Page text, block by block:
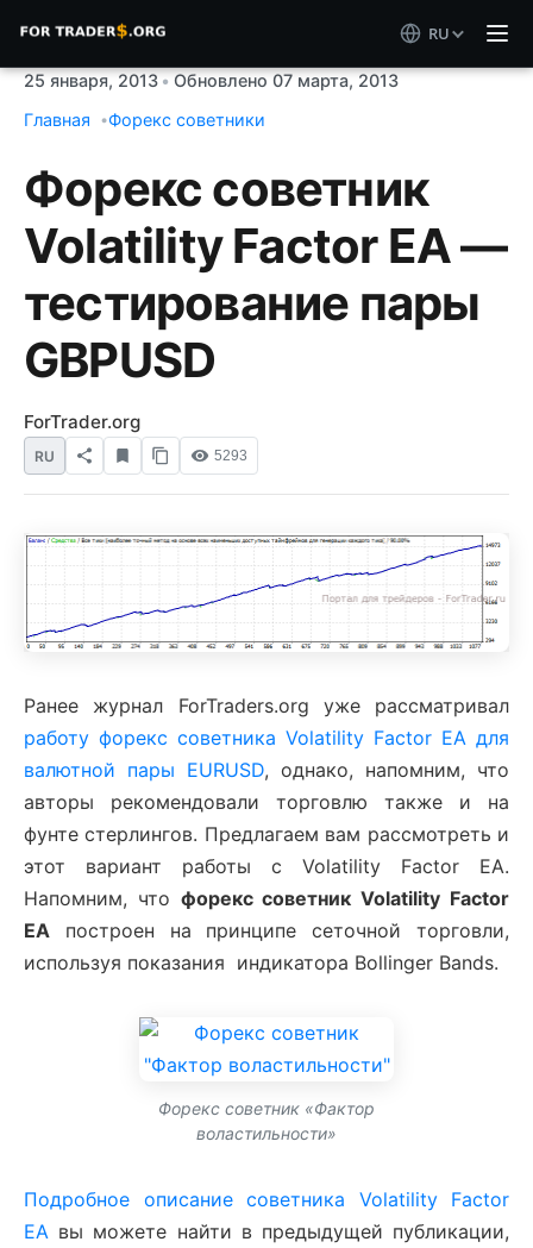
RU
25 января, 2013 • Обновлено 07 марта, 2013
Главная
Форекс советники
Форекс советник
Volatility Factor EA —
тестирование пары
GBPUSD
ForTrader.org
RU 5293
Ранее журнал ForTraders.org уже рассматривал
работу форекс советника Volatility Factor EA для
валютной пары EURUSD, однако, напомним, что
авторы рекомендовали торговлю также и на
фунте стерлингов. Предлагаем вам рассмотреть и
этот вариант работы с Volatility Factor EA.
Напомним, что форекс советник Volatility Factor
EA построен на принципе сеточной торговли,
используя показания индикатора Bollinger Bands.
Форекс советник «Фактор
воластильности»
Подробное описание советника Volatility Factor
EA вы можете найти в предыдущей публикации,